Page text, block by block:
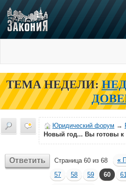
ТЕМА НЕДЕЛИ:
Юридический форум →
Новый год... Вы готовы к
Ответить Страница 60 из 68 «
57
58 59 60